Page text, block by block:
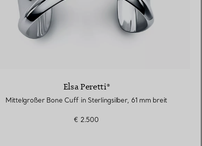
Elsa Peretti®
Mittelgroßer Bone Cuff in Sterlingsilber, 61 mm breit
€ 2.500